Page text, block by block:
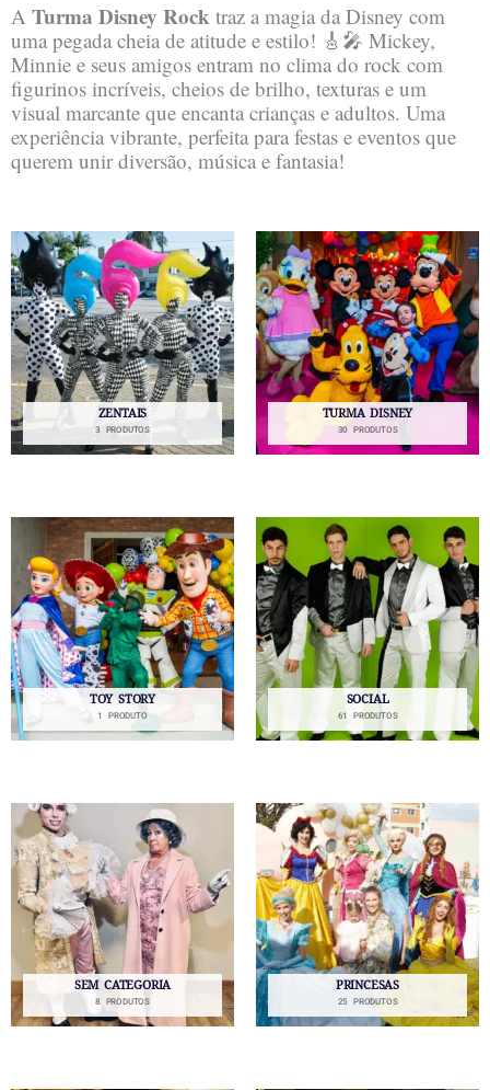
A Turma Disney Rock traz a magia da Disney com
uma pegada cheia de atitude e estilo! 🎸🎤 Mickey,
Minnie e seus amigos entram no clima do rock com
figurinos incríveis, cheios de brilho, texturas e um
visual marcante que encanta crianças e adultos. Uma
experiência vibrante, perfeita para festas e eventos que
querem unir diversão, música e fantasia!
ZENTAIS
3 PRODUTOS
TURMA DISNEY
30 PRODUTOS
TOY STORY
1 PRODUTO
SOCIAL
61 PRODUTOS
SEM CATEGORIA
8 PRODUTOS
PRINCESAS
25 PRODUTOS